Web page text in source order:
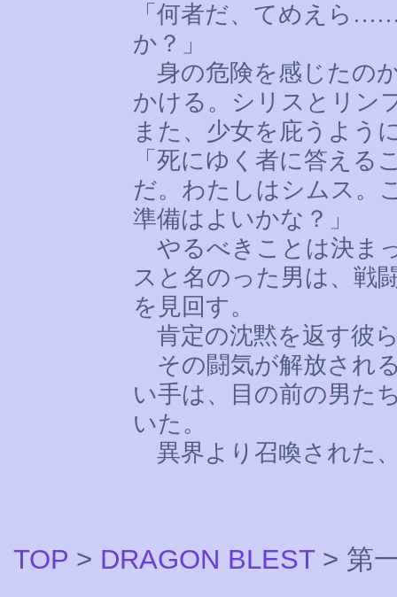
「何者だ、てめえら
か？」
身の危険を感じたの
かける。シリスとリン
また、少女を庇うよう
「死にゆく者に答える
だ。わたしはシムス。
準備はよいかな？」
やるべきことは決ま
スと名のった男は、戦
を見回す。
肯定の沈黙を返す彼
その闘気が解放され
い手は、目の前の男た
いた。
異界より召喚された
TOP > DRAGON BLEST> 第